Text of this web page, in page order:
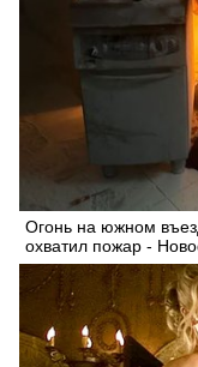
Огонь на южном
охватил пожар -